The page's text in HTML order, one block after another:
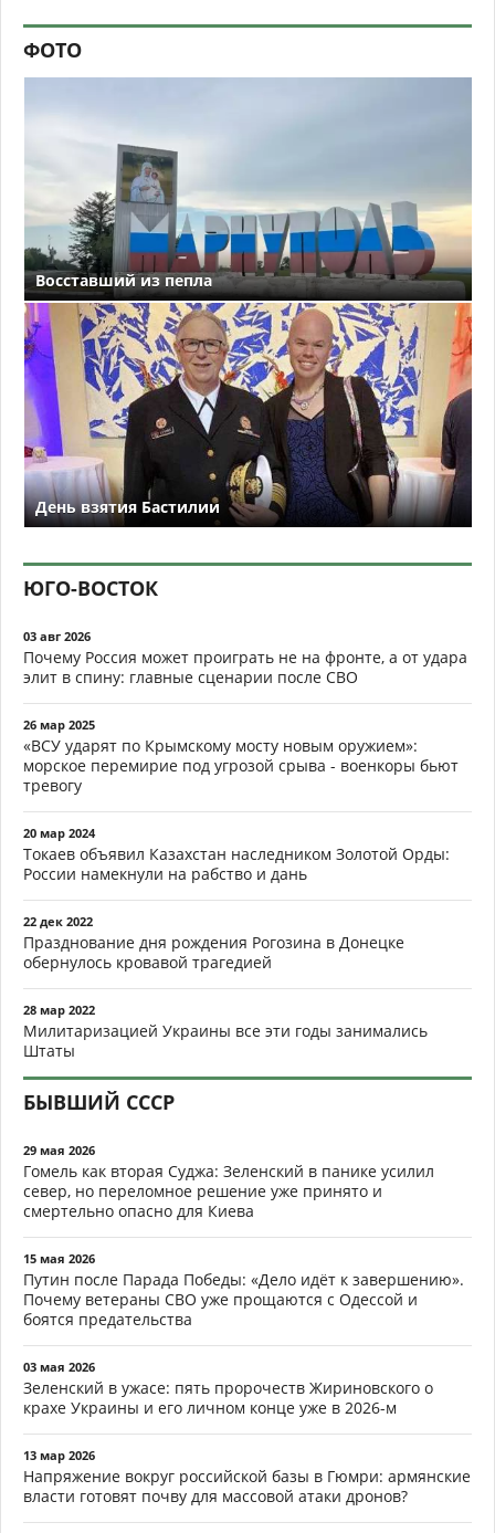
ФОТО
Восставший из пепла
День взятия Бастилии
ЮГО-ВОСТОК
03 авг 2026
Почему Россия может проиграть не на фронте, а от удара
элит в спину: главные сценарии после СВО
26 мар 2025
«ВСУ ударят по Крымскому мосту новым оружием»:
морское перемирие под угрозой срыва - военкоры бьют
тревогу
20 мар 2024
Токаев объявил Казахстан наследником Золотой Орды:
России намекнули на рабство и дань
22 дек 2022
Празднование дня рождения Рогозина в Донецке
обернулось кровавой трагедией
28 мар 2022
Милитаризацией Украины все эти годы занимались
Штаты
БЫВШИЙ СССР
29 мая 2026
Гомель как вторая Суджа: Зеленский в панике усилил
север, но переломное решение уже принято и
смертельно опасно для Киева
15 мая 2026
Путин после Парада Победы: «Дело идёт к завершению».
Почему ветераны СВО уже прощаются с Одессой и
боятся предательства
03 мая 2026
Зеленский в ужасе: пять пророчеств Жириновского о
крахе Украины и его личном конце уже в 2026-м
13 мар 2026
Напряжение вокруг российской базы в Гюмри: армянские
власти готовят почву для массовой атаки дронов?